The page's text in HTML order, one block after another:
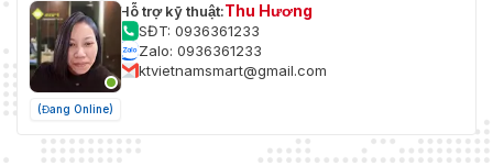
(Đang Online)
Hỗ trợ kỹ thuật:Thu Hương
SĐT: 0936361233
Zalo: 0936361233
ktvietnamsmart@gmail.com